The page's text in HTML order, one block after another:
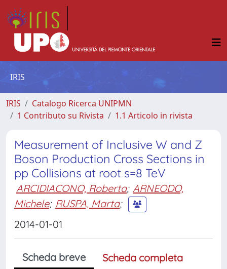
IRIS
IRIS
Catalogo Ricerca UNIPMN
1 Contributo su Rivista
1.1 Articolo in rivista
Measurement of Inclusive W and Z
Boson Production Cross Sections in
pp Collisions at root s=8 TeV
ARCIDIACONO, Roberta; ARNEODO,
Michele; RUSPA, Marta;
2014-01-01
Scheda breve
Scheda completa